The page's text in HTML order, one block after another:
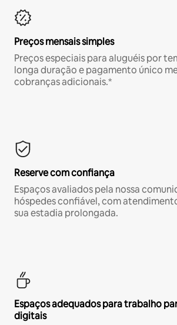
Preços mensais simples
Preços especiais para aluguéis por
longa duração e pagamento único
cobranças adicionais.*
Reserve com confiança
Espaços avaliados pela nossa
hóspedes confiável, com
sua estadia prolongada.
Espaços adequados para trabalho
digitais